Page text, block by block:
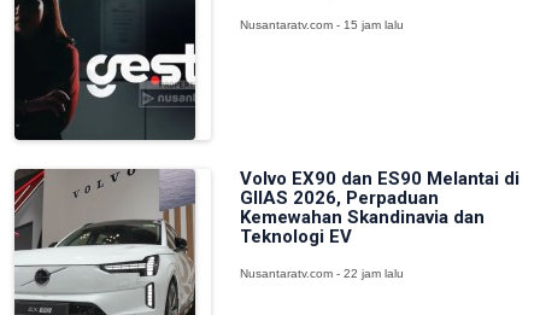
Nusantaratv.com - 15 jam lalu
Volvo EX90 dan ES90 Melantai di
GIIAS 2026, Perpaduan
Kemewahan Skandinavia dan
Teknologi EV
Nusantaratv.com - 22 jam lalu